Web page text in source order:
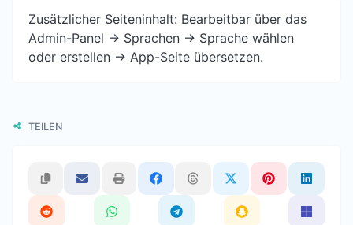
Zusätzlicher Seiteninhalt: Bearbeitbar über das
Admin-Panel -> Sprachen -> Sprache wählen
oder erstellen -> App-Seite übersetzen.
TEILEN